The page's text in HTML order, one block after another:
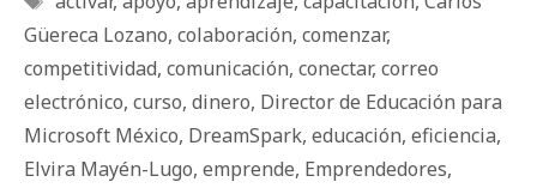
Güereca Lozano, colaboración, comenzar,
competitividad, comunicación, conectar, correo
electrónico, curso, dinero, Director de Educación para
Microsoft México, DreamSpark, educación, eficiencia,
Elvira Mayén-Lugo, emprende, Emprendedores,